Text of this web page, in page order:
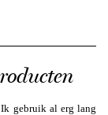
gebruik al erg lang